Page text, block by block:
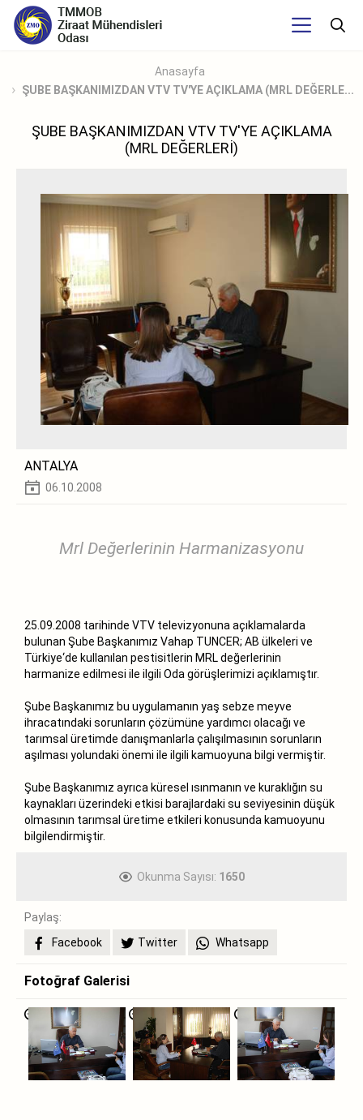
Anasayfa
ŞUBE BAŞKANIMIZDAN VTV TV'YE AÇIKLAMA (MRL DEĞERLE...
ŞUBE BAŞKANIMIZDAN VTV TV'YE AÇIKLAMA
(MRL DEĞERLERİ)
ANTALYA
06.10.2008
Mrl Değerlerinin Harmanizasyonu
25.09.2008 tarihinde VTV televizyonuna açıklamalarda
bulunan Şube Başkanımız Vahap TUNCER; AB ülkeleri ve
Türkiye‘de kullanılan pestisitlerin MRL değerlerinin
harmanize edilmesi ile ilgili Oda görüşlerimizi açıklamıştır.
Şube Başkanımız bu uygulamanın yaş sebze meyve
ihracatındaki sorunların çözümüne yardımcı olacağı ve
tarımsal üretimde danışmanlarla çalışılmasının sorunların
aşılması yolundaki önemi ile ilgili kamuoyuna bilgi vermiştir.
Şube Başkanımız ayrıca küresel ısınmanın ve kuraklığın su
kaynakları üzerindeki etkisi barajlardaki su seviyesinin düşük
olmasının tarımsal üretime etkileri konusunda kamuoyunu
bilgilendirmiştir.
Okunma Sayısı: 1650
Paylaş:
Facebook
Twitter Whatsapp
Fotoğraf Galerisi